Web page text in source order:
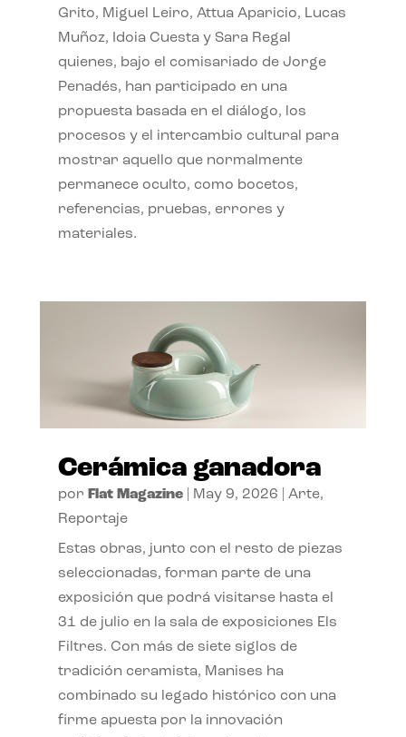
Grito, Miguel Leiro, Attua Aparicio, Lucas
Muñoz, Idoia Cuesta y Sara Regal
quienes, bajo el comisariado de Jorge
Penadés, han participado en una
propuesta basada en el diálogo, los
procesos y el intercambio cultural para
mostrar aquello que normalmente
permanece oculto, como bocetos,
referencias, pruebas, errores y
materiales.
Cerámica ganadora
por Flat Magazine| May 9, 2026 Arte,
Reportaje
Estas obras, junto con el resto de piezas
seleccionadas, forman parte de una
exposición que podrá visitarse hasta el
31 de julio en la sala de exposiciones Els
Filtres. Con más de siete siglos de
tradición ceramista, Manises ha
combinado su legado histórico con una
firme apuesta por la innovación